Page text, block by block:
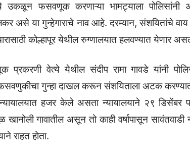
उकळून फसवणूक करणाऱ्या भामट्याला
असे या गुन्हेगाराचे नाव आहे. दरम्यान, संशयितांचे
कोल्हापूर येथील रुग्णालयात हलवण्यात येणार
प्रकरणी वेत्ये येथील संदीप रामा गावडे यांनी
फसवणुकीचा गुन्हा दाखल करून संशयिताला अटक
न्यायालयात हजर केले असता न्यायालयाने २९ डिसेंबर
खानोली गावातील असून तो काही वर्षापासून
राहत होता.